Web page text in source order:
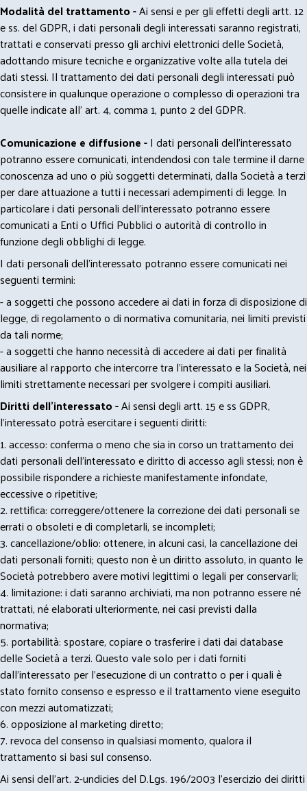
Modalità del trattamento -Ai sensi e per gli effetti degli artt. 12
e ss. del GDPR, i dati personali degli interessati saranno registrati,
trattati e conservati presso gli archivi elettronici delle Società,
adottando misure tecniche e organizzative volte alla tutela dei
dati stessi. Il trattamento dei dati personali degli interessati può
consistere in qualunque operazione o complesso di operazioni tra
quelle indicate all' art. 4, comma 1, punto 2 del GDPR.
Comunicazione e diffusione -I dati personali dell’interessato
potranno essere comunicati, intendendosi con tale termine il darne
conoscenza ad uno o più soggetti determinati, dalla Società a terzi
per dare attuazione a tutti i necessari adempimenti di legge. In
particolare i dati personali dell’interessato potranno essere
comunicati a Enti o Uffici Pubblici o autorità di controllo in
funzione degli obblighi di legge.
I dati personali dell’interessato potranno essere comunicati nei
seguenti termini:
- a soggetti che possono accedere ai dati in forza di disposizione di
legge, di regolamento o di normativa comunitaria, nei limiti previsti
da tali norme;
- a soggetti che hanno necessità di accedere ai dati per finalità
ausiliare al rapporto che intercorre tra l’interessato e la Società, nei
limiti strettamente necessari per svolgere i compiti ausiliari.
Diritti dell’interessato -Ai sensi degli artt. 15 e ss GDPR,
l’interessato potrà esercitare i seguenti diritti:
1. accesso: conferma o meno che sia in corso un trattamento dei
dati personali dell’interessato e diritto di accesso agli stessi; non è
possibile rispondere a richieste manifestamente infondate,
eccessive o ripetitive;
2. rettifica: correggere/ottenere la correzione dei dati personali se
errati o obsoleti e di completarli, se incompleti;
3. cancellazione/oblio: ottenere, in alcuni casi, la cancellazione dei
dati personali forniti; questo non è un diritto assoluto, in quanto le
Società potrebbero avere motivi legittimi o legali per conservarli;
4. limitazione: i dati saranno archiviati, ma non potranno essere né
trattati, né elaborati ulteriormente, nei casi previsti dalla
normativa;
5. portabilità: spostare, copiare o trasferire i dati dai database
delle Società a terzi. Questo vale solo per i dati forniti
dall’interessato per l’esecuzione di un contratto o per i quali è
stato fornito consenso e espresso e il trattamento viene eseguito
con mezzi automatizzati;
6. opposizione al marketing diretto;
7. revoca del consenso in qualsiasi momento, qualora il
trattamento si basi sul consenso.
Ai sensi dell’art. 2-undicies del D.Lgs. 196/2003 l’esercizio dei diritti